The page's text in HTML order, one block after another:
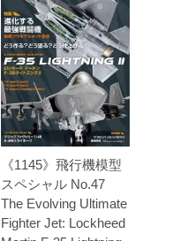
《1145》飛行機模型
スペシャル No.47
The Evolving Ultimate
Fighter Jet: Lockheed